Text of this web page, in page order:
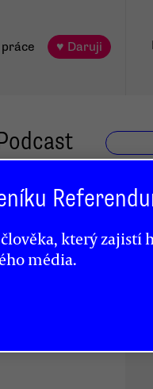
♥ Daruji
který zajistí
média.